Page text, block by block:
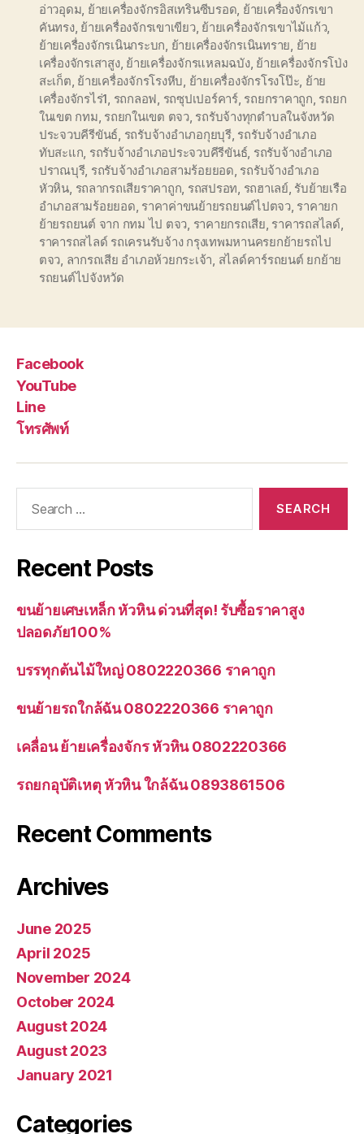
อ่าวอุดม ย้ายเครื่องจักรอิสเทรินซีบรอด ย้ายเครื่องจักรเขา
คันทรง, ย้ายเครื่องจักรเขาเขียว, ย้ายเครื่องจักรเขาไม้แก้ว,
ย้ายเครื่องจักรเนินกระบก ย้ายเครื่องจักรเนินทราย ย้าย
เครื่องจักรเสาสูง, ย้ายเครื่องจักรแหลมฉบัง, ย้ายเครื่องจักรโป่ง
สะเก็ต ย้ายเครื่องจักรโรงหีบ ย้ายเครื่องจักรโรงโป๊ะ ย้าย
เครื่องจักรไร่1 รถกลอฟ รถซุปเปอร์คาร์, รถยกราคาถูก รถยก
ในเขต กทม รถยกในเขต ตจว, รถรับจ้างทุกตำบลในจังหวัด
ประจวบคีรีขันธ์ รถรับจ้างอำเภอกุยบุรี, รถรับจ้างอำเภอ
ทับสะแก รถรับจ้างอำเภอประจวบคีรีขันธ์, รถรับจ้างอำเภอ
ปราณบุรี, รถรับจ้างอำเภอสามร้อยยอด รถรับจ้างอำเภอ
หัวหิน รถลากรถเสียราคาถูก รถสปรอท รถฮาเลย์, รับย้ายเรือ
อำเภอสามร้อยยอด ราคาค่าขนย้ายรถยนต์ไปตจว, ราคายก
ย้ายรถยนต์ จาก กทม ไป ตจว ราคายกรถเสีย ราคารถสไลด์,
ราคารถสไลด์ รถเครนรับจ้าง กรุงเทพมหานครยกย้ายรถไป
ตจว ลากรถเสีย อำเภอห้วยกระเจ้า สไลด์คาร์รถยนต์ ยกย้าย
รถยนต์ไปจังหวัด
Facebook
YouTube
Line
โทรศัพท์
Recent Posts
ขนย้ายเศษเหล็ก หัวหิน ด่วนที่สุด! รับซื้อราคาสูง
ปลอดภัย100%
บรรทุกต้นไม้ใหญ่ 0802220366 ราคาถูก
ขนย้ายรถใกล้ฉัน 0802220366 ราคาถูก
เคลื่อน ย้ายเครื่องจักร หัวหิน 0802220366
รถยกอุบัติเหตุ หัวหิน ใกล้ฉัน 0893861506
Recent Comments
Archives
June 2025
April 2025
November 2024
October 2024
August 2024
August 2023
January 2021
Categories